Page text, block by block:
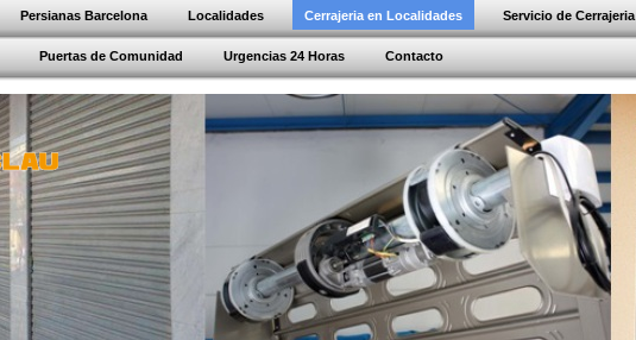
Persianas Barcelona Localidades Cerrajeria en Localidades Servicio de Cerrajeria
Puertas de Comunidad Urgencias 24 Horas Contacto